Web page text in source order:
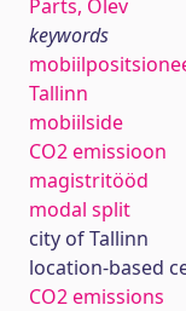
Parts, Olev
keywords
Tallinn
mobiilside
CO2 emissioon
magistritööd
modal split
city of Tallinn
location-based
CO2 emissions